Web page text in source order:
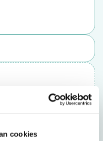
cookies